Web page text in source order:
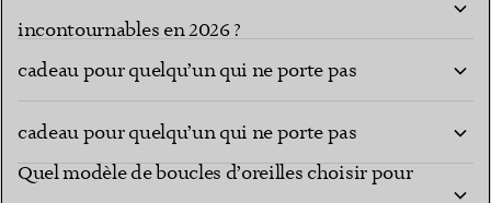
incontournables en 2026 ?
Les boucles d’oreilles sont-elles un bon choix de
cadeau pour quelqu’un qui ne porte pas
Les boucles d’oreilles sont-elles un bon choix de
cadeau pour quelqu’un qui ne porte pas
beaucoup de bijoux ?
Quel modèle de boucles d’oreilles choisir pour